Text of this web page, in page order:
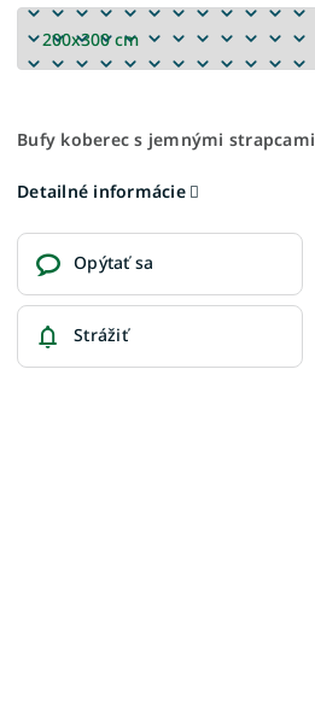
Bufy koberec s jemnými strapcami
Detailné informácie
Opýtať sa
Strážiť